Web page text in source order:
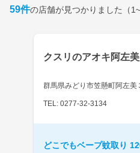
取扱店検索はこちら
59件の店舗が見つかりました （
クスリのアオキ阿左
群馬県みどり市笠懸町阿左美
TEL: 0277-32-3134
どこでもベープ蚊取り